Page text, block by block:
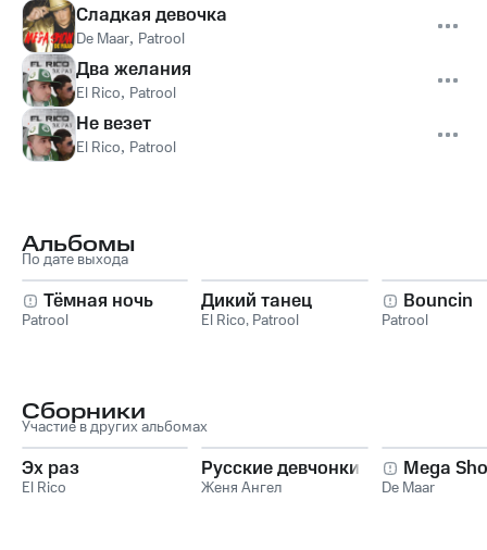
Сладкая девочка
De Maar, Patrool
Два желания
El Rico, Patrool
Не везет
El Rico, Patrool
Альбомы
По дате выхода
Тёмная ночь
Patrool
Дикий танец
El Rico, Patrool
Bouncin
Patrool
Сборники
Участие в других альбомах
Эх раз
El Rico
Русские девчонки
Женя Ангел
Mega
De Maar